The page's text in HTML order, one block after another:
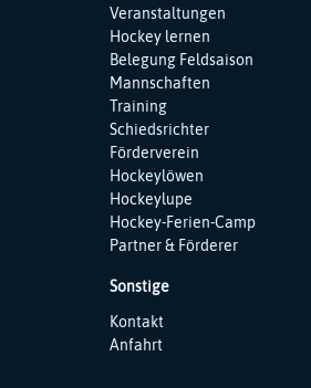
Veranstaltungen
Hockey lernen
Belegung Feldsaison
Mannschaften
Training
Schiedsrichter
Förderverein
Hockeylöwen
Hockeylupe
Hockey-Ferien-Camp
Partner & Förderer
Sonstige
Navigation
überspringen
Kontakt
Anfahrt